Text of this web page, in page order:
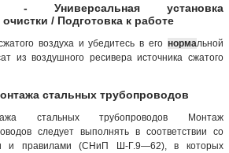
Универсальная установка
/ Подготовка к работе
воздуха и убедитесь в его нормальной
из воздушного ресивера источника сжатого
стальных трубопроводов
стальных трубопроводов Монтаж
следует выполнять в соответствии со
и правилами (СНиП Ш-Г.9—62), в которых